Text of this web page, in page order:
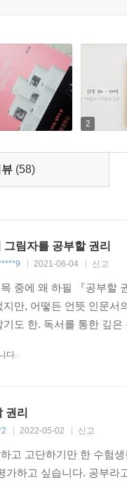
2
(58)
그림자를 공부할 권리
2021-06-04 신고
중에 왜 하필 『공부할
지만, 어떻든 언뜻 인문
기도 한. 독서를 통한 깊
다.
권리
2022-05-02 신고
고 고단하기만 한 수험
가하고 싶습니다. 공부